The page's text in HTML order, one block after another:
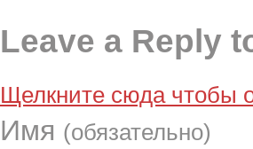
Leave a Reply
Щелкните сюда чтобы
Имя (обязательно)